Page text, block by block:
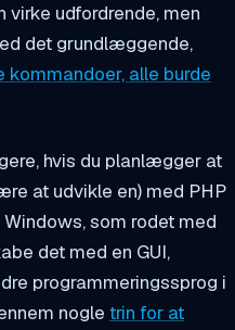
virke udfordrende, men
det grundlæggende,
alle burde
hvis du planlægger at
at udvikle en) med PHP
som rodet med
det med en GUI,
programmeringssprog i
nogle trin for at